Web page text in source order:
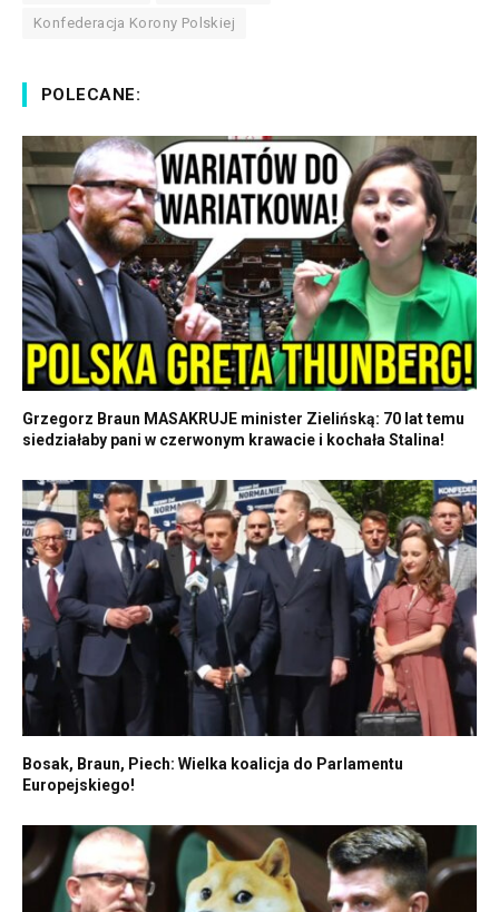
Konfederacja Korony Polskiej
POLECANE:
Grzegorz Braun MASAKRUJE minister Zielińską: 70 lat temu
siedziałaby pani w czerwonym krawacie i kochała Stalina!
Bosak, Braun, Piech: Wielka koalicja do Parlamentu
Europejskiego!